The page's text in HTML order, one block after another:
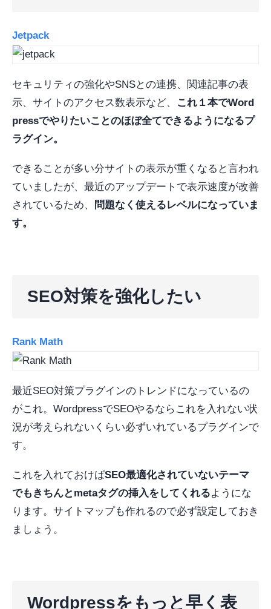
Jetpack
セキュリティの強化やSNSとの連携、関連記事の表
示、サイトのアクセス数表示など、
これ１本でWord
pressでやりたいことのほぼ全てできるようになるプ
ラグイン。
できることが多い分サイトの表示が重くなると言われ
ていましたが、最近のアップデートで表示速度が改善
されているため、
問題なく使えるレベルになっていま
す。
SEO対策を強化したい
Rank Math
最近SEO対策プラグインのトレンドになっているの
がこれ。WordpressでSEOやるならこれを入れない状
況が考えられないくらい必ずいれているプラグインで
す。
これを入れておけばSEO最適化されていないテーマ
でもきちんとmetaタグの挿入をしてくれるようにな
ります。サイトマップも作れるので必ず設定しておき
ましょう。
Wordpressをもっと早く表